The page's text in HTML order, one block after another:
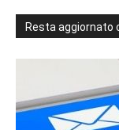
Resta aggiornato